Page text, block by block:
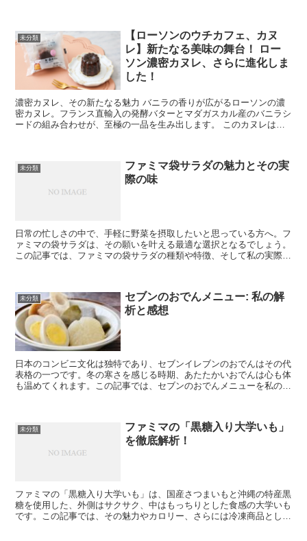
未分類
【ローソンのウチカフェ、カヌ
レ】新たなる美味の舞台！ ロー
ソン濃密カヌレ、さらに進化しま
した！
濃密カヌレ、その新たなる魅力 バニラの香りが広がるローソンの濃
密カヌレ。フランス直輸入の発酵バターとマダガスカル産のバニラシ
ードの組み合わせが、至極の一品を生み出します。 このカヌレは、
未分類
ファミマ袋サラダの魅力とその実
際の味
日常の忙しさの中で、手軽に野菜を摂取したいと思っている方へ。フ
ァミマの袋サラダは、その願いを叶える最適な選択となるでしょう。
この記事では、ファミマの袋サラダの種類や特徴、そして私の実際の
未分類
セブンのおでんメニュー: 私の解
析と感想
日本のコンビニ文化は独特であり、セブンイレブンのおでんはその代
表格の一つです。冬の寒さを感じる時期、あたたかいおでんは心も体
も温めてくれます。この記事では、セブンのおでんメニューを私の視
未分類
ファミマの「黒糖入り大学いも」
を徹底解析！
ファミマの「黒糖入り大学いも」は、国産さつまいもと沖縄の特産黒
糖を使用した、外側はサクサク、中はもっちりとした食感の大学いも
です。この記事では、その魅力やカロリー、さらには冷凍商品として